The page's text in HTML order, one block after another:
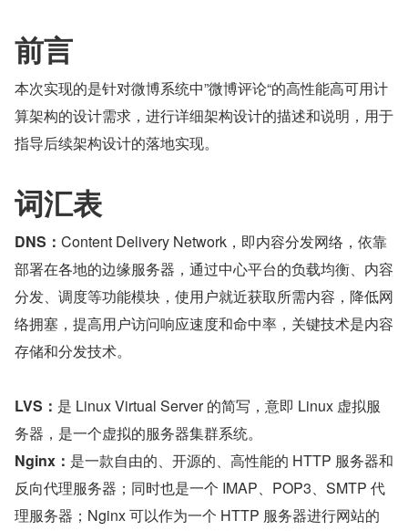
前言
本次实现的是针对微博系统中”微博评论“的高性能高可用计
算架构的设计需求，进行详细架构设计的描述和说明，用于
指导后续架构设计的落地实现。
词汇表
DNS： Content Delivery Network，即内容分发网络，依靠
部署在各地的边缘服务器，通过中心平台的负载均衡、内容
分发、调度等功能模块，使用户就近获取所需内容，降低网
络拥塞，提高用户访问响应速度和命中率，关键技术是内容
存储和分发技术。
LVS： 是 Linux Virtual Server 的简写，意即 Linux 虚拟服
务器，是一个虚拟的服务器集群系统。
Nginx： 是一款自由的、开源的、高性能的 HTTP 服务器和
反向代理服务器；同时也是一个 IMAP、POP3、SMTP 代
理服务器；Nginx 可以作为一个 HTTP 服务器进行网站的